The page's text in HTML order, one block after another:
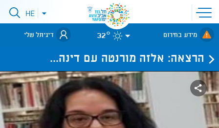
פתיחת
תפריט
אתר
לאתר עיריית
תל-אביב
פתיחתHE
מידע בחירום 32° דיגיתל שלי
הרצאה: אלזה מורנטה עם דינה...